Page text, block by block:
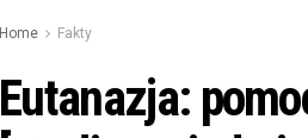
Home Fakty
Eutanazja: